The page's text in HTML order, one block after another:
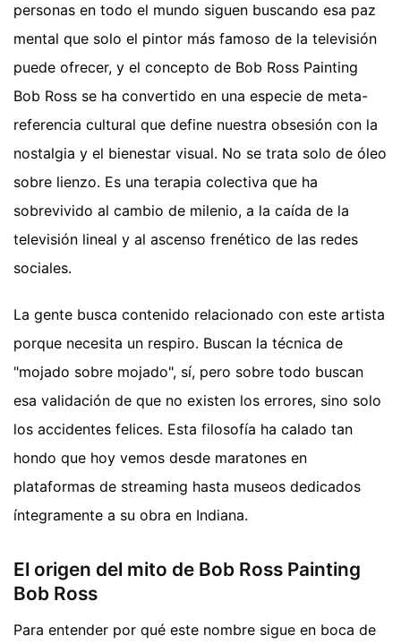
personas en todo el mundo siguen buscando esa paz
mental que solo el pintor más famoso de la televisión
puede ofrecer, y el concepto de Bob Ross Painting
Bob Ross se ha convertido en una especie de meta-
referencia cultural que define nuestra obsesión con la
nostalgia y el bienestar visual. No se trata solo de óleo
sobre lienzo. Es una terapia colectiva que ha
sobrevivido al cambio de milenio, a la caída de la
televisión lineal y al ascenso frenético de las redes
sociales.
La gente busca contenido relacionado con este artista
porque necesita un respiro. Buscan la técnica de
"mojado sobre mojado", sí, pero sobre todo buscan
esa validación de que no existen los errores, sino solo
los accidentes felices. Esta filosofía ha calado tan
hondo que hoy vemos desde maratones en
plataformas de streaming hasta museos dedicados
íntegramente a su obra en Indiana.
El origen del mito de Bob Ross Painting
Bob Ross
Para entender por qué este nombre sigue en boca de